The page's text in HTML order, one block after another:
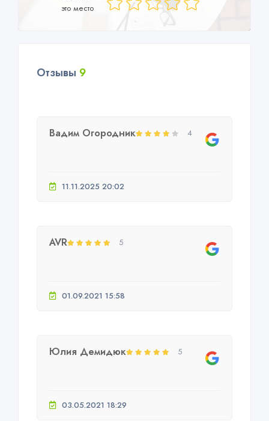
это место
Отзывы 9
Вадим Огородник 4
11.11.2025 20:02
AVR 5
01.09.2021 15:58
Юлия Демидюк 5
03.05.2021 18:29